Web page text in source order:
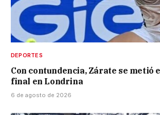
DEPORTES
Con contundencia, Zárate se metió
final en Londrina
6 de agosto de 2026